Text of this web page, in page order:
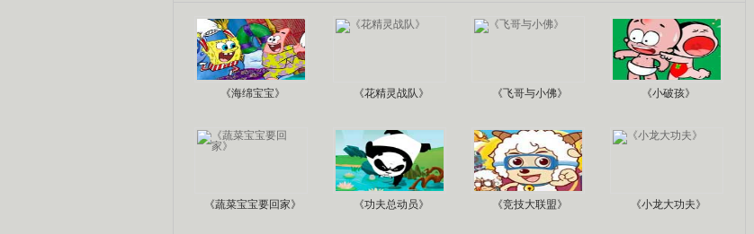
《海绵宝宝》 《花精灵战队》 《飞哥与小佛》 《小破孩》
《蔬菜宝宝要回家》 《功夫总动员》 《竞技大联盟》 《小龙大功夫》